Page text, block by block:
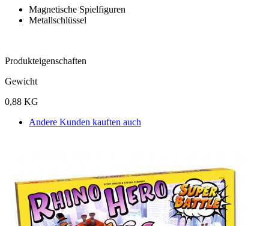
Magnetische Spielfiguren
Metallschlüssel
Produkteigenschaften
Gewicht
0,88 KG
Andere Kunden kauften auch